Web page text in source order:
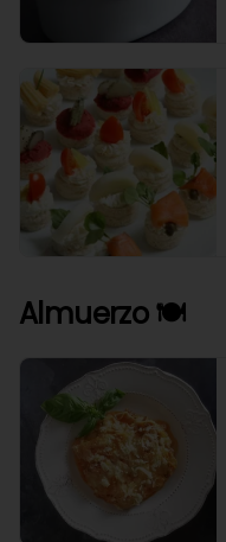
Almuerzo 🍽️